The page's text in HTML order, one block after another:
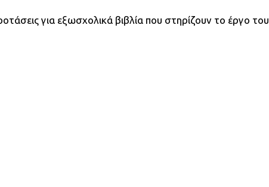
για εξωσχολικά βιβλία που στηρίζουν το έργο